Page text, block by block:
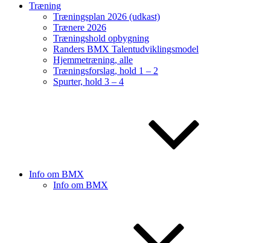
Træning
Træningsplan 2026 (udkast)
Trænere 2026
Træningshold opbygning
Randers BMX Talentudviklingsmodel
Hjemmetræning, alle
Træningsforslag, hold 1 – 2
Spurter, hold 3 – 4
Info om BMX
Info om BMX